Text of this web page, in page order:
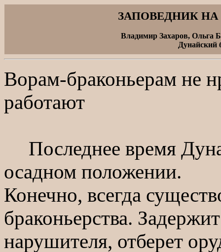
ЗАПОВЕДНИК
Владимир Захаров, Ольга
Дунайский
Ворам-браконьерам не
работают
Последнее время
осадном положении.
Конечно, всегда
браконьерства.
нарушителя, отберет